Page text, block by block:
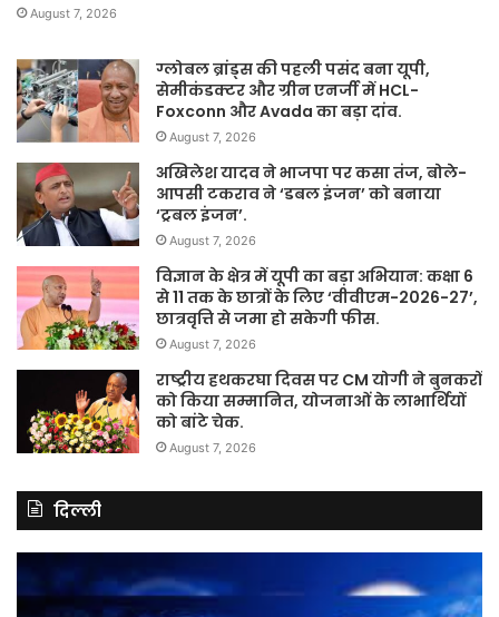
August 7, 2026
ग्लोबल ब्रांड्स की पहली पसंद बना यूपी,
सेमीकंडक्टर और ग्रीन एनर्जी में HCL-
Foxconn और Avada का बड़ा दांव.
August 7, 2026
अखिलेश यादव ने भाजपा पर कसा तंज, बोले-
आपसी टकराव ने ‘डबल इंजन’ को बनाया
‘ट्रबल इंजन’.
August 7, 2026
विज्ञान के क्षेत्र में यूपी का बड़ा अभियान: कक्षा 6
से 11 तक के छात्रों के लिए ‘वीवीएम-2026-27’,
छात्रवृत्ति से जमा हो सकेगी फीस.
August 7, 2026
राष्ट्रीय हथकरघा दिवस पर CM योगी ने बुनकरों
को किया सम्मानित, योजनाओं के लाभार्थियों
को बांटे चेक.
August 7, 2026
दिल्ली